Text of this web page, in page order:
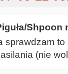
Shpoon
sprawdzam
(nie